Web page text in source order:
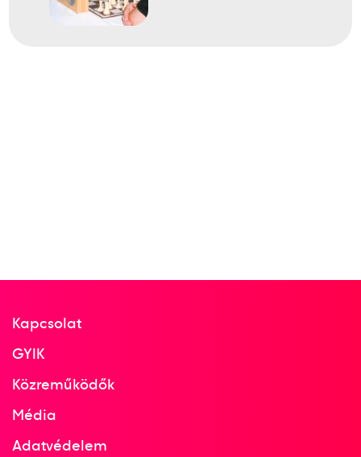
Kapcsolat
GYIK
Közreműködők
Média
Adatvédelem